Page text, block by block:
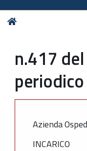
Tu
n.417
Azienda
INCARICO